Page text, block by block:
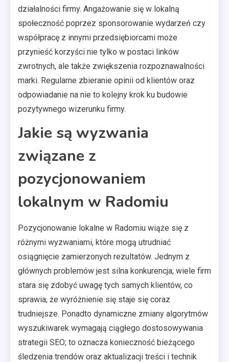
działalności firmy. Angażowanie się w lokalną
społeczność poprzez sponsorowanie wydarzeń czy
współpracę z innymi przedsiębiorcami może
przynieść korzyści nie tylko w postaci linków
zwrotnych, ale także zwiększenia rozpoznawalności
marki. Regularne zbieranie opinii od klientów oraz
odpowiadanie na nie to kolejny krok ku budowie
pozytywnego wizerunku firmy.
Jakie są wyzwania
związane z
pozycjonowaniem
lokalnym w Radomiu
Pozycjonowanie lokalne w Radomiu wiąże się z
różnymi wyzwaniami, które mogą utrudniać
osiągnięcie zamierzonych rezultatów. Jednym z
głównych problemów jest silna konkurencja; wiele firm
stara się zdobyć uwagę tych samych klientów, co
sprawia, że wyróżnienie się staje się coraz
trudniejsze. Ponadto dynamiczne zmiany algorytmów
wyszukiwarek wymagają ciągłego dostosowywania
strategii SEO; to oznacza konieczność bieżącego
śledzenia trendów oraz aktualizacji treści i technik